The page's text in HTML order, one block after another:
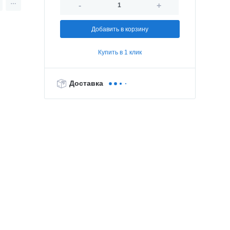
- +
Добавить в корзину
Купить в 1 клик
Доставка